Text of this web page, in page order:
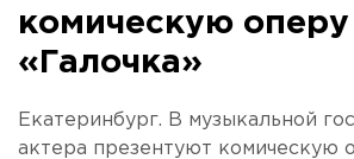
комическую оперу
«Галочка»
Екатеринбург. В музыкальной
актера презентуют комическую